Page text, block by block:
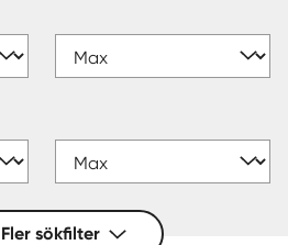
Fler sökfilter